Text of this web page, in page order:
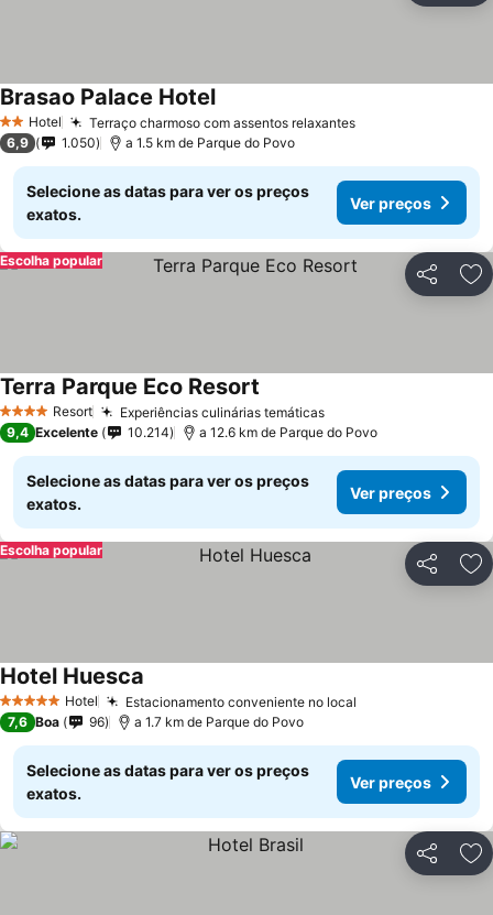
2 Estrelas
Hotel Terraço charmoso com assentos relaxantes
Brasao Palace Hotel
6,9 1.050 a 1.5 km de Parque do Povo
Selecione as datas para ver os preços
exatos.
Ver preços
Partilhar
Escolha popular
4 EstrelasResort Experiências culinárias temáticas
Terra Parque Eco Resort
9,4 Excelente 10.214 a 12.6 km de Parque do Povo
Selecione as datas para ver os preços
exatos.
Ver preços
Partilhar
Escolha popular
5 Estrelas Hotel Estacionamento conveniente no local
Hotel Huesca
7,6 Boa 96 a 1.7 km de Parque do Povo
Selecione as datas para ver os preços
exatos.
Ver preços
Partilhar